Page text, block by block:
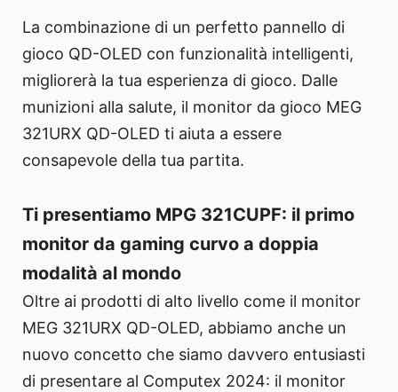
La combinazione di un perfetto pannello di
gioco QD-OLED con funzionalità intelligenti,
migliorerà la tua esperienza di gioco. Dalle
munizioni alla salute, il monitor da gioco MEG
321URX QD-OLED ti aiuta a essere
consapevole della tua partita.
Ti presentiamo MPG 321CUPF: il primo
monitor da gaming curvo a doppia
modalità al mondo
Oltre ai prodotti di alto livello come il monitor
MEG 321URX QD-OLED, abbiamo anche un
nuovo concetto che siamo davvero entusiasti
di presentare al Computex 2024: il monitor